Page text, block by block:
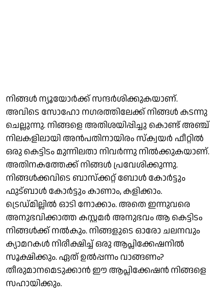
നിങ്ങള്‍ ന്യൂയോര്‍ക്ക് സന്ദര്‍ശിക്കുകയാണ്.
അവിടെ സോഹോ നഗരത്തിലേക്ക് നിങ്ങള്‍ കടന്നു
ചെല്ലുന്നു. നിങ്ങളെ അതിശയിപ്പിച്ചു കൊണ്ട് അഞ്ച്
നിലകളിലായി അന്‍പതിനായിരം സ്‌ക്വയര്‍ ഫീറ്റില്‍
ഒരു കെട്ടിടം മുന്നിലതാ നിവര്‍ന്നു നില്‍ക്കുകയാണ്.
അതിനകത്തേക്ക് നിങ്ങള്‍ പ്രവേശിക്കുന്നു.
നിങ്ങള്‍ക്കവിടെ ബാസ്‌ക്കറ്റ് ബോള്‍ കോര്‍ട്ടും
ഫുട്ബാള്‍ കോര്‍ട്ടും കാണാം, കളിക്കാം.
ട്രെഡ്മില്ലില്‍ ഓടി നോക്കാം. അതെ ഇന്നുവരെ
അനുഭവിക്കാത്ത കസ്റ്റമര്‍ അനുഭവം ആ കെട്ടിടം
നിങ്ങള്‍ക്ക് നല്‍കും. നിങ്ങളുടെ ഓരോ ചലനവും
ക്യാമറകള്‍ നിരീക്ഷിച്ച് ഒരു ആപ്ലിക്കേഷനില്‍
സൂക്ഷിക്കും. ഏത് ഉല്‍പ്പന്നം വാങ്ങണം?
തീരുമാനമെടുക്കാന്‍ ഈ ആപ്ലിക്കേഷന്‍ നിങ്ങളെ
സഹായിക്കും.